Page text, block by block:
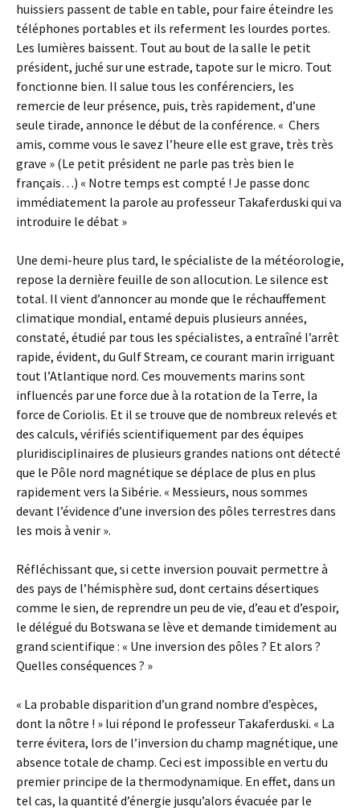
huissiers passent de table en table, pour faire éteindre les
téléphones portables et ils referment les lourdes portes.
Les lumières baissent. Tout au bout de la salle le petit
président, juché sur une estrade, tapote sur le micro. Tout
fonctionne bien. Il salue tous les conférenciers, les
remercie de leur présence, puis, très rapidement, d’une
seule tirade, annonce le début de la conférence. « Chers
amis, comme vous le savez l’heure elle est grave, très très
grave » (Le petit président ne parle pas très bien le
français…) « Notre temps est compté ! Je passe donc
immédiatement la parole au professeur Takaferduski qui va
introduire le débat »
Une demi-heure plus tard, le spécialiste de la météorologie,
repose la dernière feuille de son allocution. Le silence est
total. Il vient d’annoncer au monde que le réchauffement
climatique mondial, entamé depuis plusieurs années,
constaté, étudié par tous les spécialistes, a entraîné l’arrêt
rapide, évident, du Gulf Stream, ce courant marin irriguant
tout l’Atlantique nord. Ces mouvements marins sont
influencés par une force due à la rotation de la Terre, la
force de Coriolis. Et il se trouve que de nombreux relevés et
des calculs, vérifiés scientifiquement par des équipes
pluridisciplinaires de plusieurs grandes nations ont détecté
que le Pôle nord magnétique se déplace de plus en plus
rapidement vers la Sibérie. « Messieurs, nous sommes
devant l’évidence d’une inversion des pôles terrestres dans
les mois à venir ».
Réfléchissant que, si cette inversion pouvait permettre à
des pays de l’hémisphère sud, dont certains désertiques
comme le sien, de reprendre un peu de vie, d’eau et d’espoir,
le délégué du Botswana se lève et demande timidement au
grand scientifique : « Une inversion des pôles ? Et alors ?
Quelles conséquences ? »
« La probable disparition d’un grand nombre d’espèces,
dont la nôtre ! » lui répond le professeur Takaferduski. « La
terre évitera, lors de l’inversion du champ magnétique, une
absence totale de champ. Ceci est impossible en vertu du
premier principe de la thermodynamique. En effet, dans un
tel cas, la quantité d’énergie jusqu’alors évacuée par le